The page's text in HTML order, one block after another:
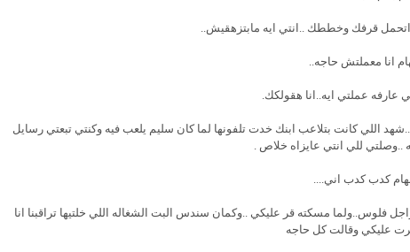
قرفك وخططك ..انتي ايه مابتزهقيش..
انا معملتش حاجه..
عارفه عملتي ايه..انا هقولكك.
اللي كانت بتلاعب ابنك خدت تلفونها لما كان سليم يلعب فيه وكنتي تبعتي رسايل
..وصلتي للي انتي عايزاه خلاص .
كدب كدب اني....
مسكته قر عليكي ..وكمان سندس البت الشغاله اللي خلتيها تراقبنا انا
عليكي وقالت كل حاجه